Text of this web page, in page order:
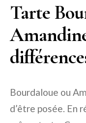
Tarte
Bourdaloue ou
d’être posée. En